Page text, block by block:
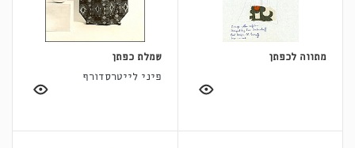
מתווה לכפתן
שמלת כפתן
פיני לייטרסדורף